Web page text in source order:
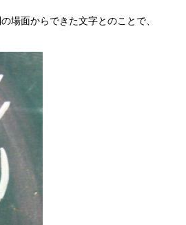
場面からできた文字とのことで、